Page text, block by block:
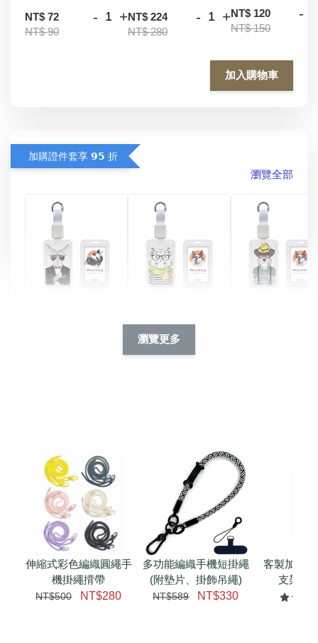
NT$ 72
NT$ 90
- +NT$ 224
NT$ 280
- +NT$ 120
NT$ 150
-
加入購物車
加購證件套享 𝟵𝟱 折
瀏覽全部
件套(附伸縮卡扣)
CSAA05
加入購物車
瀏覽更多
瀏覽更多
伸縮式彩色編織圓繩手
機掛繩揹帶
NT$500 NT$280
多功能編織手機短掛繩
(附墊片、掛飾吊繩)
NT$589 NT$330
客製加購
支架 腕